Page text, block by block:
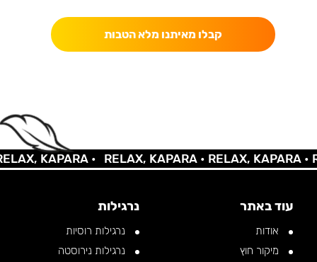
קבלו מאיתנו מלא הטבות
KAPARA • RELAX, KAPARA •RELAX, KAPARA •
עוד באתר
אודות
מיקור חוץ
נרגילות
נרגילות רוסיות
נרגילות נירוסטה